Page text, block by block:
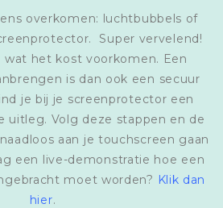
overkomen: luchtbubbels of
Super vervelend!
wat het kost voorkomen. Een
is dan ook een secuur
je bij je screenprotector een
uitleg. Volg deze stappen en de
aan je touchscreen gaan
een live-demonstratie hoe een
moet worden? Klik dan
hier.